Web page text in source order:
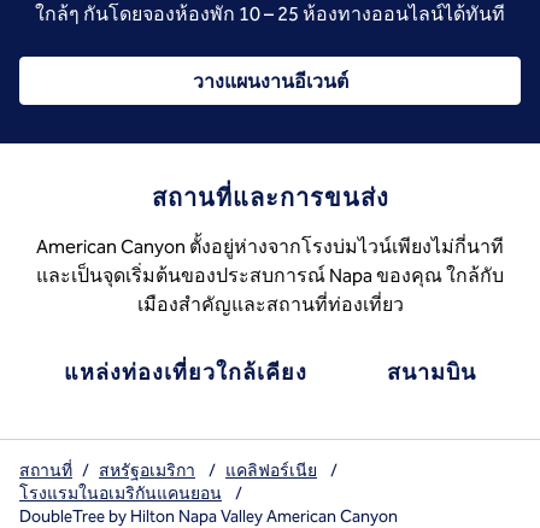
ใกล้ๆ กันโดยจองห้องพัก 10 – 25 ห้องทางออนไลน์ได้ทันที
วางแผนงานอีเวนต์
สถานที่และการขนส่ง
American Canyon ตั้งอยู่ห่างจากโรงบ่มไวน์เพียงไม่กี่นาที
และเป็นจุดเริ่มต้นของประสบการณ์ Napa ของคุณ ใกล้กับ
เมืองสําคัญและสถานที่ท่องเที่ยว
แหล่งท่องเที่ยวใกล้เคียง สนามบิน
สถานที่ / สหรัฐอเมริกา / แคลิฟอร์เนีย
/
โรงแรมในอเมริกันแคนยอน
/
DoubleTree by Hilton Napa Valley American Canyon